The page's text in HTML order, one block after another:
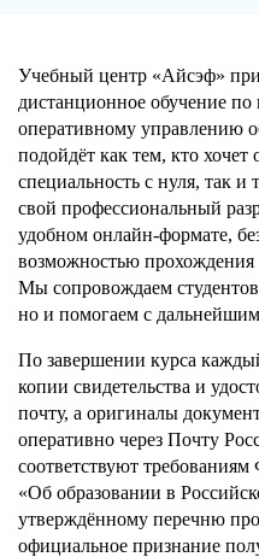
Учебный центр «Айсэф»
дистанционное обучение
оперативному управлению
подойдёт как тем, кто
специальность с нуля, так и
свой профессиональный
удобном онлайн-формате,
возможностью прохождения
Мы сопровождаем студентов
но и помогаем с
По завершении курса
копии свидетельства и
почту, а оригиналы
оперативно через Почту
соответствуют
«Об образовании в
утверждённому перечню
официальное признание